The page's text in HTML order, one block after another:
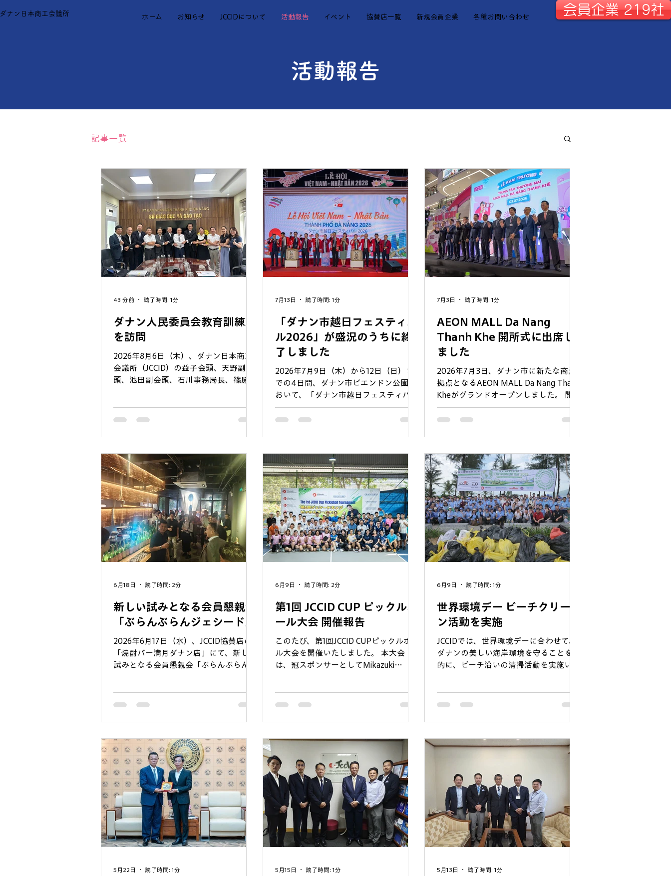
会員企業 219社
ダナン日本商工会議所 ホーム お知らせ JCCIDについて 活動報告 イベント 協賛店一覧 新規会員企業 各種お問い合わせ
活動報告
記事一覧
ダナン人民委員会教育訓練局
を訪問
2026年8月6日（木）、ダナン日本商工
会議所（JCCID）の益子会頭、天野副会
頭、池田副会頭、石川事務局長、篠原次
Nẵng）の​マイ・タン・リン副局長を訪
高等学校を対象とした就職・キャリア支
援と日系企業への「就職導線」について
意見交換を実施。その中で日系企業が得
意とする「育てる」について教育訓練局
から大きな共感をがあり、双方が今後も
連携強化していくことで一致しました。
​ ダナン日本商工会議所（JCCID）は今後
も、教育機関や行政機関との連携を通じ
て、ベトナムの将来を担う人材育成に貢
献すると共に、ダナン市の発展と日越両
国の更なる関係強化に努め、JCCID（日
えています。
43 分前 読了時間: 1分
「ダナン市越日フェスティバ
ル2026」が盛況のうちに終
了しました
2026年7月9日（木）から12日（日）ま
での4日間、ダナン市ビエンドン公園に
おいて、「ダナン市越日フェスティバル
2026」がダナン市外務局および在ダナ
ン日本国総領事館の共催により開催され
はじめ、ベースボール５などのスポーツ
交流イベント、日本の盆踊りやベトナム
のバンブーダンス体験、コスプレコンテ
ストなど、多彩なプログラムが実施され
ました。また、日本食をはじめとする多
くのブースが出展され、多くの来場者で
賑わいました。 特に、7月9日および12
日に開催された盆踊りでは、「東京音
頭」「恋するフォーチュンクッキー」
「Y.M.C.A.」の音楽と和太鼓の演奏に合
友好の輪を広げる貴重な機会となりまし
ご来場いただいた皆様をはじめ、ご協
力・ご支援いただいた関係者の皆様に心
7月13日 読了時間: 1分
AEON MALL Da Nang
Thanh Khe 開所式に出席し
ました
2026年7月3日、ダナン市に新たな商業
拠点となるAEON MALL Da Nang Thanh
Kheがグランドオープンしました。 開所
式には、JCCIDを代表して益子会頭、平
山監査役、篠原副事務局長が出席し、記
国内外で幅広く事業を展開しており、今
回の新モール開業は、ダナンのさらなる
経済発展や雇用創出、地域活性化への大
きな貢献が期待されています。また、日
本企業の進出拡大や、ベトナムと日本の
経済・文化交流を一層促進する象徴的な
プロジェクトでもあります。 JCCIDで
は、今後も日本企業とダナン地域との架
け橋として、会員企業の皆様とともに地
域経済の発展や日越間のビジネス交流の
7月3日 読了時間: 1分
新しい試みとなる会員懇親会
「ぶらんぶらんジェシード」
2026年6月17日（水）、JCCID協賛店の
「焼酎バー満月ダナン店」にて、新しい
試みとなる会員懇親会「ぶらんぶらんジ
員の皆さまも『ぶらっと』気軽に混ざっ
れたものです。当日は、初めての試みに
もかかわらず、総勢30名を超える方々に
ご参加いただき、会場は大変な熱気に包
まれました。 今回はゆるい会ではある
ものの「営業活動やビジネス・仕事の話
もOK」という大らかなルールのなかで
行われ、あちこちの席で名刺交換や、ダ
ナンでの新しいビジネスチャンスに関す
る熱い情報交換が行われていました。ま
た、最近ダナンに来られた方と長くダナ
ンで活躍されている方々が、役職や年齢
姿が随所に見られました。 ご参加いた
6月18日 読了時間: 2分
第1回 JCCID CUP ピックルボ
ール大会 開催報告
このたび、第1回JCCID CUPピックルボー
ル大会を開催いたしました。 本大会
は、冠スポンサーとしてMikazuki
れ、JCCID会員企業を中心に18チーム、
た。 大会当日は早朝6時30分より受付を
開始し、各チームによる熱戦が繰り広げ
られました。経験者から初心者まで幅広
いプレーヤーが参加する中、チーム一丸
となって戦う姿や、ポイントを決めた際
の歓声など、会場は終始活気と笑顔に包
まれました。すべての試合が終了したの
は午前11時。約4時間半にわたり、白熱
した試合が続きました。 参加者の皆様
からは、「非常に楽しかった」「他社の
方々と交流できる貴重な機会だった」
の嬉しい声をいただき、大会は大盛況の
6月9日 読了時間: 2分
世界環境デー ビーチクリー
ン活動を実施
JCCIDでは、世界環境デーに合わせて、
ダナンの美しい海岸環境を守ることを目
的に、ビーチ沿いの清掃活動を実施いた
のJCCID会員企業の皆様にご参加いただ
海岸に散乱したプラスチックごみや空き
缶などを回収し、地域の環境美化に貢献
しました。 世界環境デーは、環境保全
こすきっかけとなる国際的な記念日で
す。今回の活動を通じて、参加者一人ひ
とりが環境問題への理解を深めるととも
に、企業の枠を超えた交流を図る貴重な
機会となりました。 JCCIDは今後も会員
企業の皆様とともに、地域社会への貢献
活動や持続可能な社会の実現に向けた取
6月9日 読了時間: 1分
5月22日 読了時間: 1分 5月15日 読了時間: 1分 5月13日 読了時間: 1分